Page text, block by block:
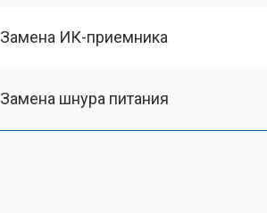
Замена ИК-приемника
Замена шнура питания